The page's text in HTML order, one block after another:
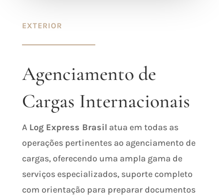
EXTERIOR
Agenciamento de
Cargas Internacionais
A Log Express Brasil atua em todas as
operações pertinentes ao agenciamento de
cargas, oferecendo uma ampla gama de
serviços especializados, suporte completo
com orientação para preparar documentos